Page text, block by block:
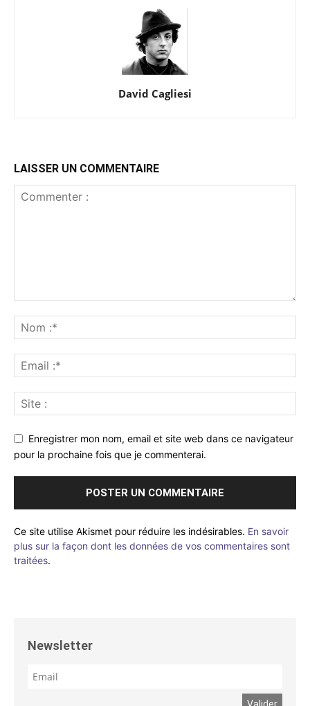
David Cagliesi
LAISSER UN COMMENTAIRE
Enregistrer mon nom, email et site web dans ce navigateur
pour la prochaine fois que je commenterai.
Ce site utilise Akismet pour réduire les indésirables. En savoir
plus sur la façon dont les données de vos commentaires sont
traitées.
Newsletter